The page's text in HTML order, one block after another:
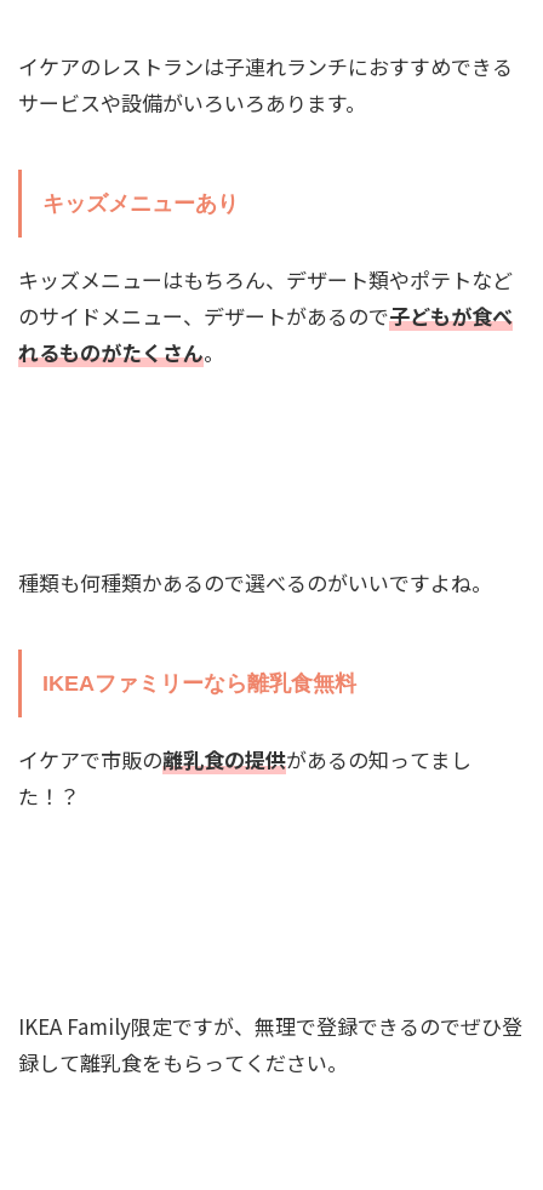
イケアのレストランは子連れランチにおすすめできる
サービスや設備がいろいろあります。
キッズメニューあり
キッズメニューはもちろん、デザート類やポテトなど
のサイドメニュー、デザートがあるので子どもが食べ
れるものがたくさん。
種類も何種類かあるので選べるのがいいですよね。
IKEAファミリーなら離乳食無料
イケアで市販の離乳食の提供があるの知ってまし
た！？
IKEA Family限定ですが、無理で登録できるのでぜひ登
録して離乳食をもらってください。